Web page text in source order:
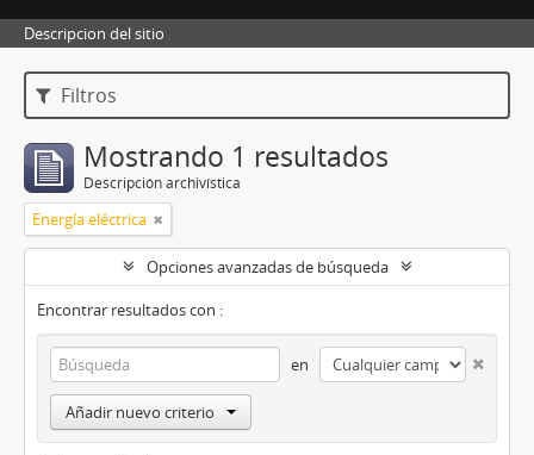
Descripcion del sitio
Filtros
Mostrando 1 resultados
Descripción archivística
Energía eléctrica
Opciones avanzadas de búsqueda
Encontrar resultados con :
en
Añadir nuevo criterio